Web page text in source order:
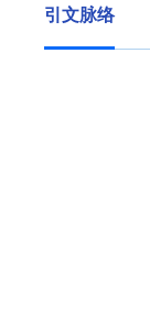
引文脉络